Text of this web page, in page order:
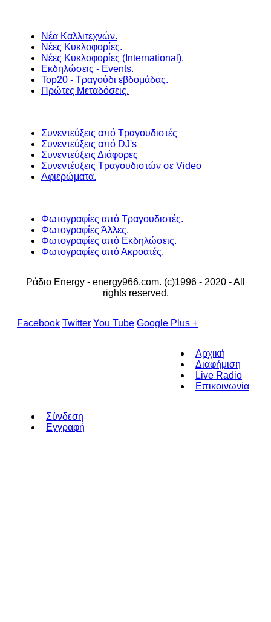
Νέα Καλλιτεχνών.
Νέες Κυκλοφορίες.
Νέες Κυκλοφορίες (International).
Εκδηλώσεις - Events.
Top20 - Τραγούδι εβδομάδας.
Πρώτες Μεταδόσεις.
Συνεντεύξεις από Τραγουδιστές
Συνεντεύξεις από DJ's
Συνεντεύξεις Διάφορες
Συνεντέυξεις Τραγουδιστών σε Video
Αφιερώματα.
Φωτογραφίες από Τραγουδιστές.
Φωτογραφίες Άλλες.
Φωτογραφίες από Εκδηλώσεις.
Φωτογραφίες από Ακροατές.
Ράδιο Energy - energy966.com. (c)1996 - 2020 - All
rights reserved.
Facebook Twitter You Tube Google Plus +
Αρχική
Διαφήμιση
Live Radio
Επικοινωνία
Σύνδεση
Εγγραφή